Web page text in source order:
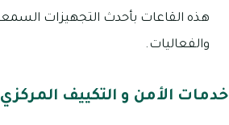
هذه القاعات بأحدث التجهيزات
والفعاليات.
خدمات الأمن و التكييف